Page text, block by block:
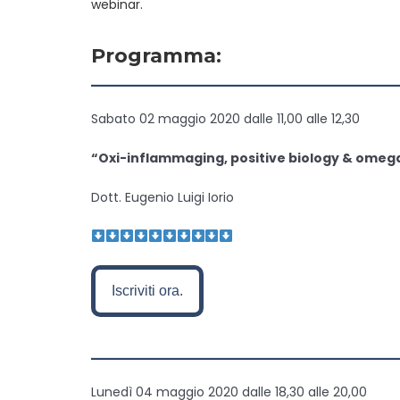
webinar.
Programma:
Sabato 02 maggio 2020 dalle 11,00 alle 12,30
“Oxi-inflammaging, positive biology &
Dott. Eugenio Luigi Iorio
Iscriviti ora.
Lunedì 04 maggio 2020 dalle 18,30 alle 20,00